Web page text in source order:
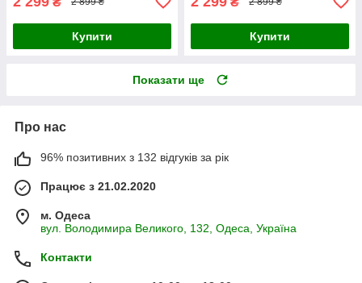
Купити Купити
Показати ще
Про нас
96% позитивних з 132 відгуків за рік
Працює з 21.02.2020
м. Одеса
вул. Володимира Великого, 132, Одеса, Україна
Контакти